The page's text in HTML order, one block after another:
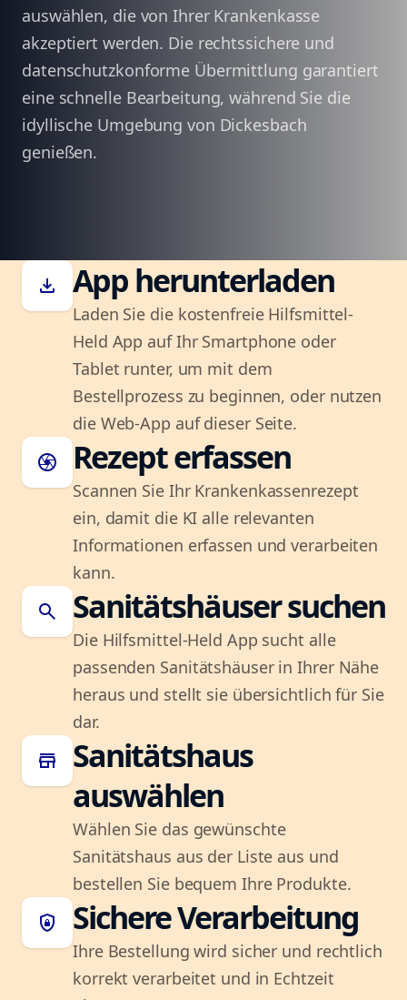
auswählen, die von Ihrer Krankenkasse
akzeptiert werden. Die rechtssichere und
datenschutzkonforme Übermittlung garantiert
eine schnelle Bearbeitung, während Sie die
idyllische Umgebung von Dickesbach
genießen.
download App herunterladen
Laden Sie die kostenfreie Hilfsmittel-
Held App auf Ihr Smartphone oder
Tablet runter, um mit dem
Bestellprozess zu beginnen, oder nutzen
die Web-App auf dieser Seite.
camera Rezept erfassen
Scannen Sie Ihr Krankenkassenrezept
ein, damit die KI alle relevanten
Informationen erfassen und verarbeiten
kann.
search Sanitätshäuser suchen
Die Hilfsmittel-Held App sucht alle
passenden Sanitätshäuser in Ihrer Nähe
heraus und stellt sie übersichtlich für Sie
dar.
store
Sanitätshaus
auswählen
Wählen Sie das gewünschte
Sanitätshaus aus der Liste aus und
bestellen Sie bequem Ihre Produkte.
shield_lock Sichere Verarbeitung
Ihre Bestellung wird sicher und rechtlich
korrekt verarbeitet und in Echtzeit